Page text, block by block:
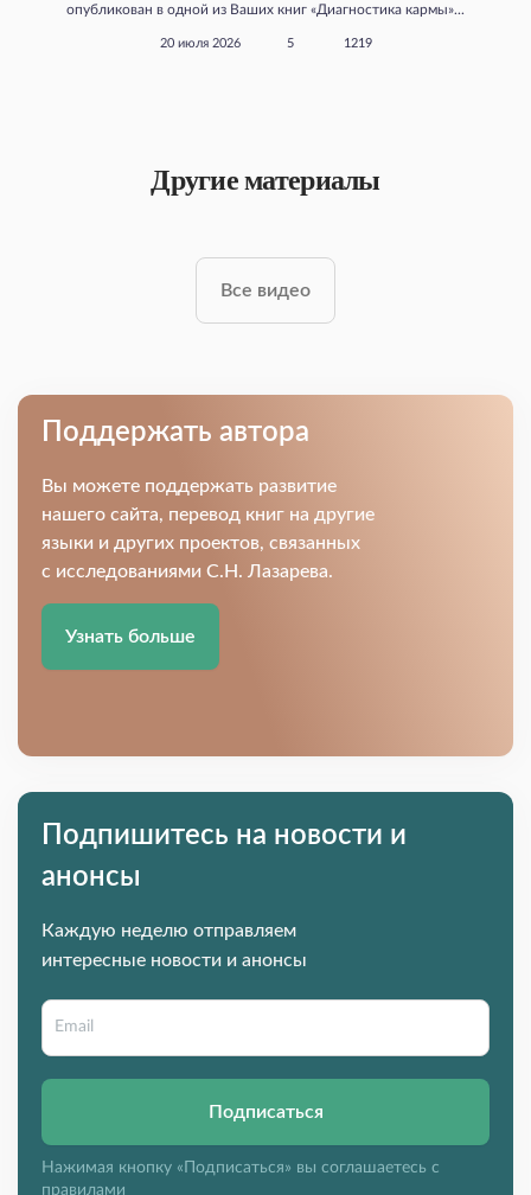
опубликован в одной из Ваших книг «Диагностика кармы»...
20 июля 2026 5 1219
Другие материалы
Все видео
Поддержать автора
Вы можете поддержать развитие
нашего сайта, перевод книг на другие
языки и других проектов, связанных
с исследованиями С.Н. Лазарева.
Узнать больше
Подпишитесь на новости и
анонсы
Каждую неделю отправляем
интересные новости и анонсы
Подписаться
Нажимая кнопку «Подписаться» вы соглашаетесь с
правилами